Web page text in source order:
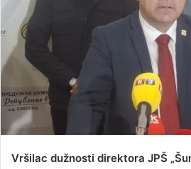
i
Vršilac dužnosti direktora JPŠ